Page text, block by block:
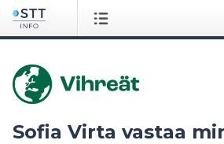
Sofia Virta vastaa